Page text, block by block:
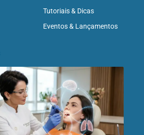
Tutoriais & Dicas
Eventos & Lançamentos